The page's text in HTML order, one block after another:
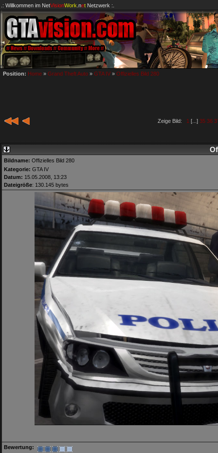
.: Willkommen im NetVisionWork .netNetzwerk :.
Position: Home » Grand Theft Auto » GTA IV » Offizielles Bild 280
Zeige Bild: 1 [...] 35 36
Bildname: Offizielles Bild 280
Kategorie: GTA IV
Datum: 15.05.2008, 13:23
Dateigröße: 130.145 bytes
Bewertung: